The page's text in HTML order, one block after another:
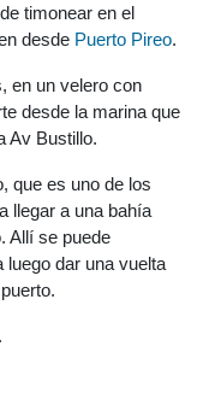
timonear en el
desde Puerto Pireo.
en un velero con
desde la marina que
Av Bustillo.
que es uno de los
llegar a una bahía
Allí se puede
luego dar una vuelta